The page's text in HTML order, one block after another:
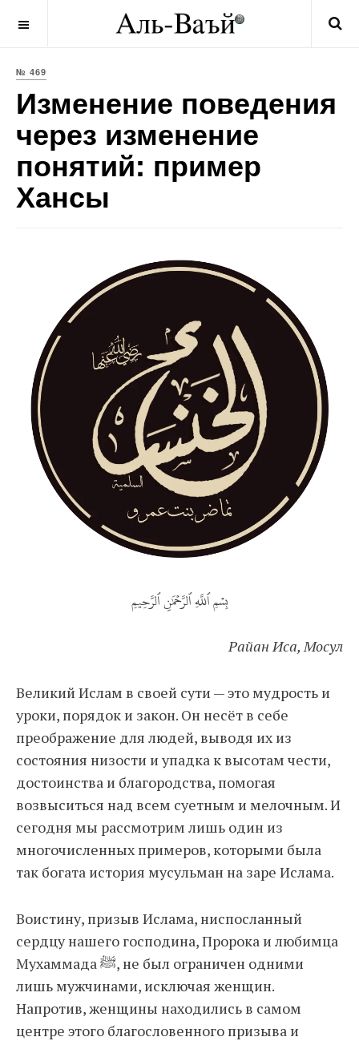
№ 469
Изменение поведения
через изменение
понятий: пример
Хансы
بِسۡمِ ٱللَّهِ ٱلرَّحۡمَٰنِ ٱلرَّحِيمِ
Райан Иса, Мосул
Великий Ислам в своей сути — это мудрость и
уроки, порядок и закон. Он несёт в себе
преображение для людей, выводя их из
состояния низости и упадка к высотам чести,
достоинства и благородства, помогая
возвыситься над всем суетным и мелочным. И
сегодня мы рассмотрим лишь один из
многочисленных примеров, которыми была
так богата история мусульман на заре Ислама.
Воистину, призыв Ислама, ниспосланный
сердцу нашего господина, Пророка и любимца
Мухаммада ﷺ, не был ограничен одними
лишь мужчинами, исключая женщин.
Напротив, женщины находились в самом
центре этого благословенного призыва и